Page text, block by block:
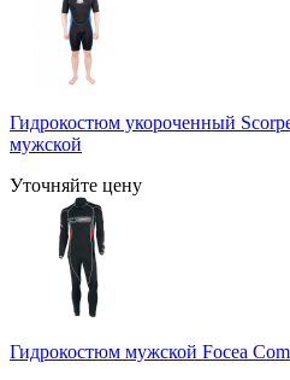
Гидрокостюм укороченный
мужcкой
Уточняйте цену
Гидрокостюм мужской Focea